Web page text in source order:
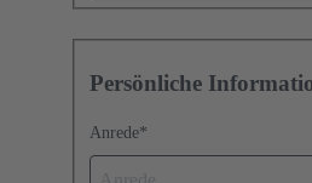
Persönliche
Anrede*